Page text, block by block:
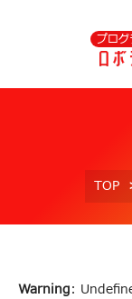
プロ
TOP
Warning: